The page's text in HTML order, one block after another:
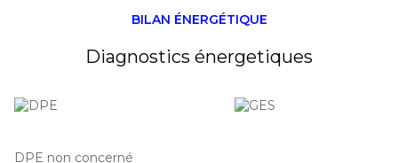
- Livré brut avec possibilité d’aménagement personnalisé
- Terrain entièrement clos
-9 places de stationnement privatives
-Zone de stockage extérieur possible, entièrement
BILAN ÉNERGÉTIQUE
Diagnostics énergetiques
DPE non concerné